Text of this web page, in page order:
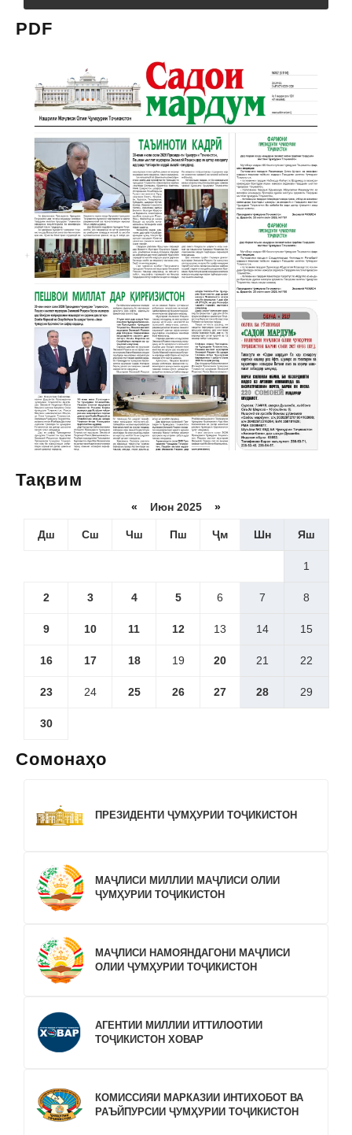
PDF
Тақвим
« Июн 2025 »
Дш Сш Чш Пш Ҷм Шн Яш
1
2 3 4 5 6 7 8
9 10 11 12 13 14 15
16 17 18 19 20 21 22
23 24 25 26 27 28 29
30
Сомонаҳо
ПРЕЗИДЕНТИ ҶУМҲУРИИ ТОҶИКИСТОН
МАҶЛИСИ МИЛЛИИ МАҶЛИСИ ОЛИИ
ҶУМҲУРИИ ТОҶИКИСТОН
МАҶЛИСИ НАМОЯНДАГОНИ МАҶЛИСИ
ОЛИИ ҶУМҲУРИИ ТОҶИКИСТОН
АГЕНТИИ МИЛЛИИ ИТТИЛООТИИ
ТОҶИКИСТОН ХОВАР
КОМИССИЯИ МАРКАЗИИ ИНТИХОБОТ ВА
РАЪЙПУРСИИ ҶУМҲУРИИ ТОҶИКИСТОН